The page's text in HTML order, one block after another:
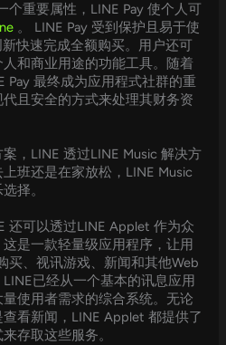
个重要属性，LINE Pay 使个人可
。 LINE Pay 受到保护且易于使
快速完成全额购买。用户还可
和商业用途的功能工具。随着
Pay 最终成为应用程式社群的重
且安全的方式来处理其财务资
，LINE 透过LINE Music 解决方
班还是在家放松，LINE Music
择。
还可以透过LINE Applet 作为众
是一款轻量级应用程序，让用
买、视讯游戏、新闻和其他Web
已经从一个基本的讯息应用
使用者需求的综合系统。无论
看新闻，LINE Applet 都提供了
存取这些服务。